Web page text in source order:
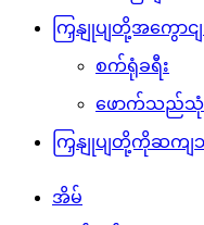
ကြှနျုပျတို့အကွောငျ
စက်ရုံခရီး
ဖောက်သည်သုံး
ကြှနျုပျတို့ကိုဆကျ
အိမ်